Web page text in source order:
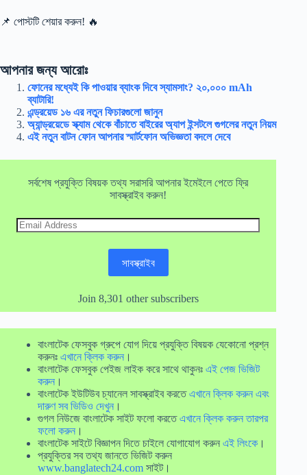
📌 পোস্টটি শেয়ার করুন! 🔥
আপনার জন্য আরোঃ
ফোনের মধ্যেই কি পাওয়ার ব্যাংক দিবে স্যামসাং? ২০,০০০ mAh
ব্যাটারি!
এন্ড্রয়েড ১৬ এর নতুন ফিচারগুলো জানুন
অ্যান্ড্রয়েডে স্ক্যাম থেকে বাঁচাতে বাইরের অ্যাপ ইন্সটলে গুগলের নতুন নিয়ম
এই নতুন বাটন ফোন আপনার স্মার্টফোন অভিজ্ঞতা বদলে দেবে
সর্বশেষ প্রযুক্তি বিষয়ক তথ্য সরাসরি আপনার ইমেইলে পেতে ফ্রি
সাবস্ক্রাইব করুন!
Email
Address
সাবস্ক্রাইব
Join 8,301 other subscribers
বাংলাটেক ফেসবুক গ্রুপে যোগ দিয়ে প্রযুক্তি বিষয়ক যেকোনো প্রশ্ন
করুনঃ এখানে ক্লিক করুন ।
বাংলাটেক ফেসবুক পেইজ লাইক করে সাথে থাকুনঃ এই পেজ ভিজিট
করুন ।
বাংলাটেক ইউটিউব চ্যানেল সাবস্ক্রাইব করতেএখানে ক্লিক করুন এবং
দারুণ সব ভিডিও দেখুন ।
গুগল নিউজে বাংলাটেক সাইট ফলো করতেএখানে ক্লিক করুন তারপর
ফলো করুন ।
বাংলাটেক সাইটে বিজ্ঞাপন দিতে চাইলে যোগাযোগ করুন এই লিংকে ।
প্রযুক্তির সব তথ্য জানতে ভিজিট করুন
www.banglatech24.com সাইট।